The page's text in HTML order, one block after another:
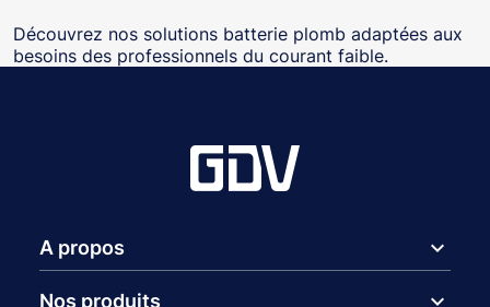
Découvrez nos solutions batterie plomb adaptées aux
besoins des professionnels du courant faible.
A propos expand_more
Nos produits expand_more